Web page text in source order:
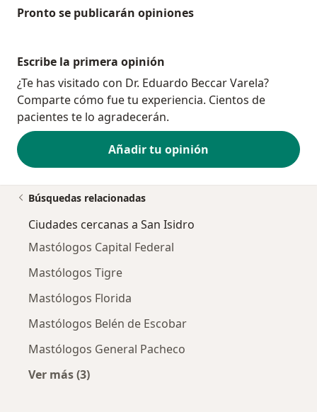
Pronto se publicarán opiniones
Escribe la primera opinión
¿Te has visitado con Dr. Eduardo Beccar Varela?
Comparte cómo fue tu experiencia. Cientos de
pacientes te lo agradecerán.
Añadir tu opinión
Búsquedas relacionadas
Ciudades cercanas a San Isidro
Mastólogos Capital Federal
Mastólogos Tigre
Mastólogos Florida
Mastólogos Belén de Escobar
Mastólogos General Pacheco
Ver más (3)